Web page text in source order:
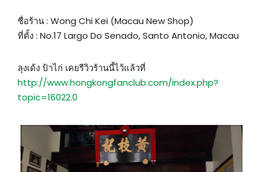
ชื่อร้าน : Wong Chi Kei (Macau New Shop)
ที่ตั้ง : No.17 Largo Do Senado, Santo Antonio, Macau
ลุงเด้ง ป้าไก่ เคยรีวิวร้านนี้ไว้แล้วที่
http://www.hongkongfanclub.com/index.php?
topic=16022.0